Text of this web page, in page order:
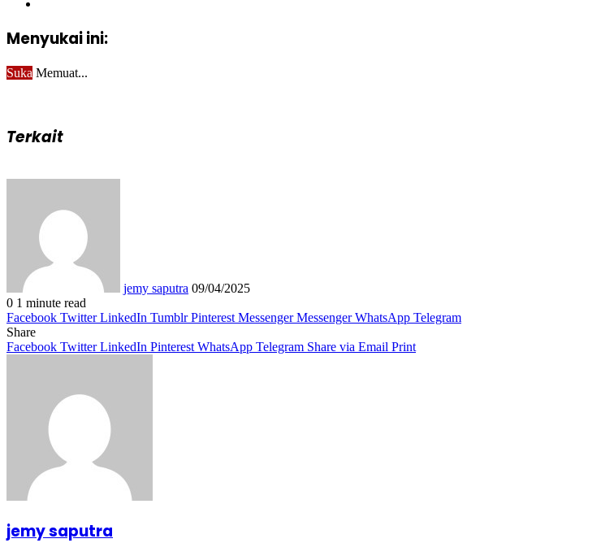
Menyukai ini:
Suka Memuat...
Terkait
jemy saputra 09/04/2025
0 1 minute read
Facebook Twitter LinkedIn Tumblr Pinterest Messenger Messenger WhatsApp Telegram
Share
Facebook Twitter LinkedIn Pinterest WhatsApp Telegram Share via Email Print
jemy saputra